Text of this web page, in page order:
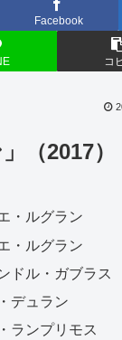
Facebook
コ
（2017）
・ルグラン
・ルグラン
ドル・ガブラス
デュラン
ランプリモス